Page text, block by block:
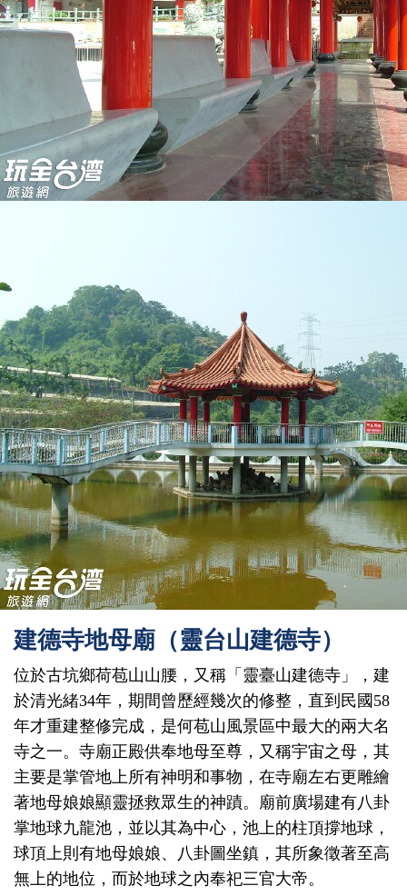
建德寺地母廟（靈台山建德寺）
位於古坑鄉荷苞山山腰，又稱「靈臺山建德寺」，建
於清光緒34年，期間曾歷經幾次的修整，直到民國58
年才重建整修完成，是何苞山風景區中最大的兩大名
寺之一。寺廟正殿供奉地母至尊，又稱宇宙之母，其
主要是掌管地上所有神明和事物，在寺廟左右更雕繪
著地母娘娘顯靈拯救眾生的神蹟。廟前廣場建有八卦
掌地球九龍池，並以其為中心，池上的柱頂撐地球，
球頂上則有地母娘娘、八卦圖坐鎮，其所象徵著至高
無上的地位，而於地球之內奉祀三官大帝。